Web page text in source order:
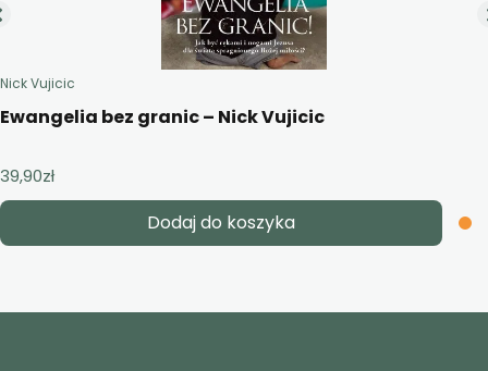
Nick Vujicic
Ewangelia bez granic – Nick Vujicic
39,90zł
Dodaj do koszyka